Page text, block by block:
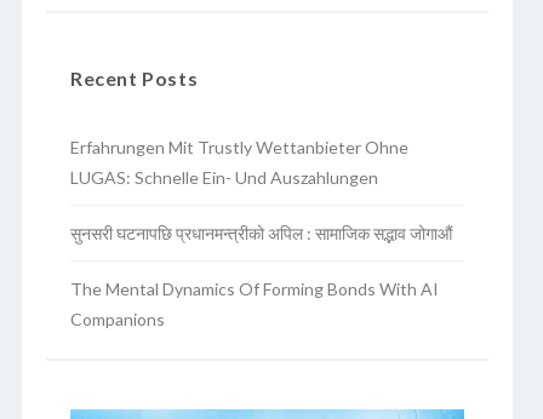
Recent Posts
Erfahrungen Mit Trustly Wettanbieter Ohne
LUGAS: Schnelle Ein- Und Auszahlungen
सुनसरी घटनापछि प्रधानमन्त्रीको अपिल : सामाजिक सद्भाव जोगाऔं
The Mental Dynamics Of Forming Bonds With AI
Companions